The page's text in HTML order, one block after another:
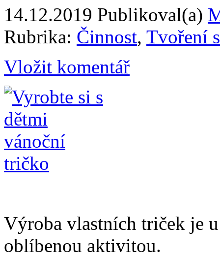
14.12.2019 Publikoval(a)
Rubrika: Činnost, Tvoření
Vložit komentář
Výroba vlastních triček je
oblíbenou aktivitou.